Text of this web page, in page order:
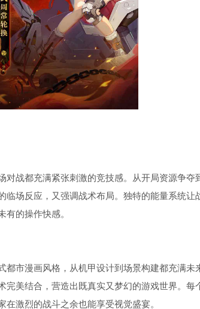
对战都充满紧张刺激的竞技感。从开局资源争夺
临场反应，又强调战术布局。独特的能量系统让
有的操作快感。
都市漫画风格，从机甲设计到场景构建都充满未
完美结合，营造出既真实又梦幻的游戏世界。每
激烈的战斗之余也能享受视觉盛宴。